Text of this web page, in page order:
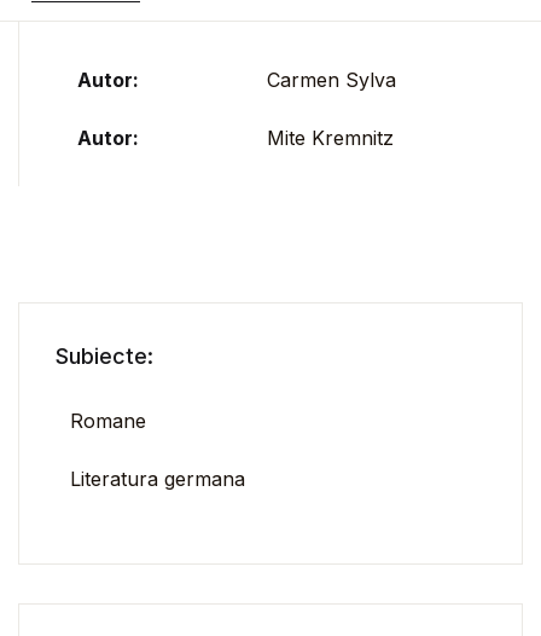
Autor: Carmen Sylva
Autor: Mite Kremnitz
Subiecte:
Romane
Literatura germana